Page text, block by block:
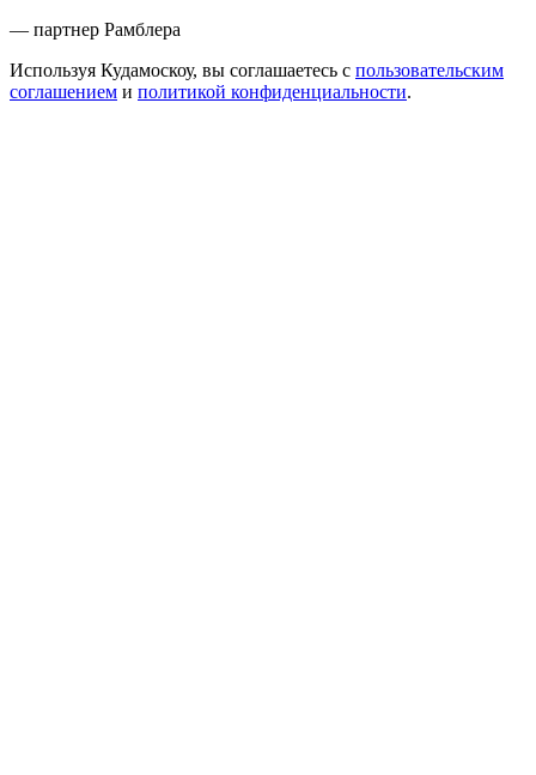
— партнер Рамблера
Используя Кудамоскоу, вы соглашаетесь с пользовательским
соглашением и политикой конфиденциальности.